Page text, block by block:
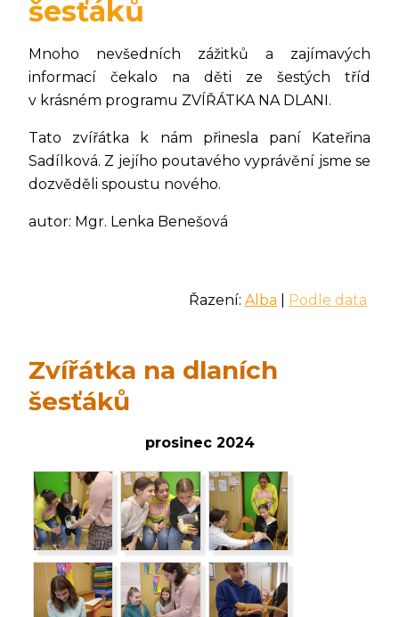
šesťáků
Mnoho nevšedních zážitků a zajímavých
informací čekalo na děti ze šestých tříd
v krásném programu ZVÍŘÁTKA NA DLANI.
Tato zvířátka k nám přinesla paní Kateřina
Sadílková. Z jejího poutavého vyprávění jsme se
dozvěděli spoustu nového.
autor: Mgr. Lenka Benešová
Řazení: Alba Podle data
Zvířátka na dlaních
šesťáků
prosinec 2024